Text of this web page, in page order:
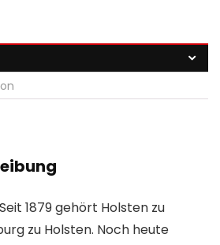
1879 gehört Holsten zu
zu Holsten. Noch heute